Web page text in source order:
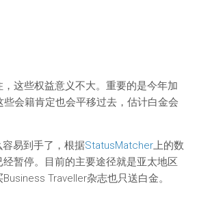
这些权益意义不大。重要的是今年加
些会籍肯定也会平移过去，估计白金会
容易到手了，根据StatusMatcher上的数
暂停。目前的主要途径就是亚太地区
Traveller杂志也只送白金。